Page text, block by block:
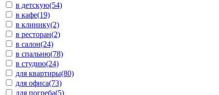
в детскую(54)
в кафе(19)
в клинику(2)
в ресторан(2)
в салон(24)
в спальню(78)
в студию(24)
для квартиры(80)
для офиса(73)
для погреба(5)